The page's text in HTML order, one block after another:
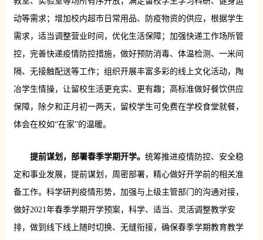
动等需求；增加校内超市日常用品、防疫物资的供应，根据学生
需求，适当调整营业时间，优化生活保障；加强快递工作场所管
控，完善快递疫情防控措施，做好预防消毒、体温检测、一米间
隔、无接触配送等工作；组织开展丰富多彩的线上文化活动，陶
冶学生情操，让留校生活更充实、更有趣；高标准做好餐饮供应
保障，除夕和正月初一两天，留校学生可免费在学校食堂就餐，
体会在校如“在家”的温暖。
提前谋划，部署春季学期开学。 统筹推进疫情防控、安全稳
定和事业发展，提前谋划，周密部署，精心做好开学前的相关准
备工作。科学研判疫情形势，加强与上级主管部门的沟通对接，
做好2021年春季学期开学预案，科学、适当、灵活调整教学安
排，做到线下线上随时切换、无缝衔接，确保春季学期教育教学